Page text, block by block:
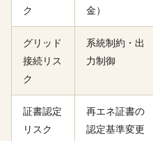
ク
金）
グリッド
接続リス
ク
系統制約・出
力制御
証書認定
リスク
再エネ証書の
認定基準変更